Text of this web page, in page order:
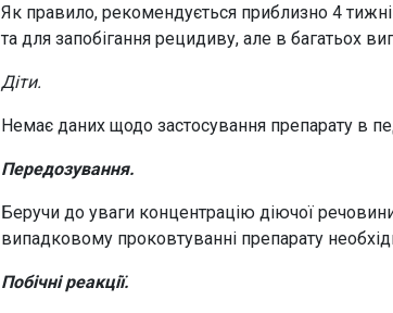
Як правило, рекомендується приблизно 4 тижні
та для запобігання рецидиву, але в багатьох
Діти.
Немає даних щодо застосування препарату в
Передозування.
Беручи до уваги концентрацію діючої
випадковому проковтуванні препарату
Побічні реакції.